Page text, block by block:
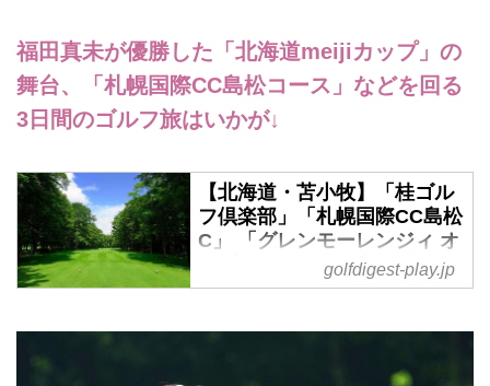
福田真未が優勝した「北海道meijiカップ」の
舞台、「札幌国際CC島松コース」などを回る
3日間のゴルフ旅はいかが↓
【北海道・苫小牧】「桂ゴル
フ倶楽部」「札幌国際CC島松
C」 「グレンモーレンジィ オ
ープン」コンペに参加 北海道
3日間 - ゴルフへ行こうWEB
田・中部・関空・伊丹発着 添乗
golfdigest-play.jp